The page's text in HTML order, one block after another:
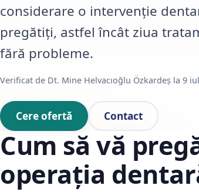
considerare o intervenție
pregătiți, astfel încât ziua
fără probleme.
Verificat de Dt. Mine Helvacıoğlu Özkardeş la 9
Cere ofertă Contact
Cum să vă
operația